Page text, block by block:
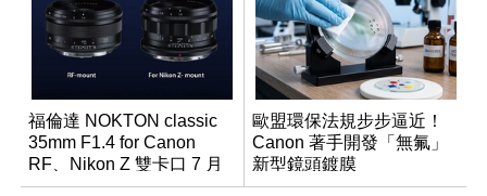
福倫達 NOKTON classic
35mm F1.4 for Canon
RF、Nikon Z 雙卡口 7 月
同步登台
歐盟環保法規步步逼近！
Canon 著手開發「無氟」
新型鏡頭鍍膜